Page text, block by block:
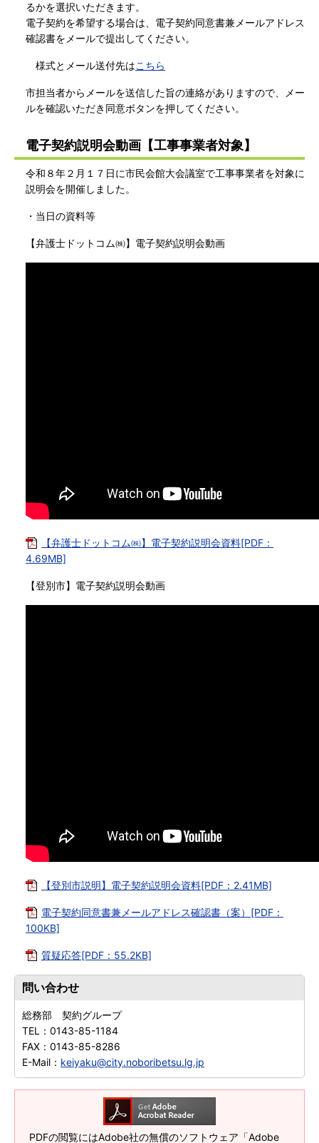
るかを選択いただきます。
電子契約を希望する場合は、電子契約同意書兼メールアドレス
確認書をメールで提出してください。
様式とメール送付先はこちら
市担当者からメールを送信した旨の連絡がありますので、メー
ルを確認いただき同意ボタンを押してください。
電子契約説明会動画【工事事業者対象】
令和８年２月１７日に市民会館大会議室で工事事業者を対象に
説明会を開催しました。
・当日の資料等
【弁護士ドットコム㈱】電子契約説明会動画
【弁護士ドットコム㈱】電子契約説明会資料[PDF：
4.69MB]
【登別市】電子契約説明会動画
【登別市説明】電子契約説明会資料[PDF：2.41MB]
電子契約同意書兼メールアドレス確認書（案）[PDF：
100KB]
質疑応答[PDF：55.2KB]
問い合わせ
総務部 契約グループ
TEL： 0143-85-1184
FAX： 0143-85-8286
E-Mail： keiyaku@city.noboribetsu.lg.jp
PDFの閲覧にはAdobe社の無償のソフトウェア「Adobe